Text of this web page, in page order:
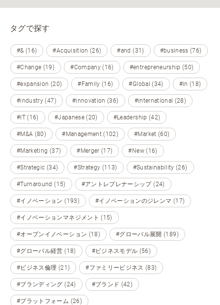
タグで探す
#& (16) #Acquisition (26) #and (31) #business (76)
#Change (19) #Company (16) #entrepreneurship (50)
#expansion (20) #Family (16) #Global (34) #in (18)
#industry (47) #innovation (36) #international (28)
#IT (16) #Japanese (20) #Leadership (42)
#M&A (80) #Management (102) #Market (60)
#Marketing (37) #Merger (17) #New (16)
#Strategic (34) #Strategy (113) #Sustainability (26)
#Turnaround (15) #アントレプレナーシップ (24)
#イノベーション (193) #イノベーションのジレンマ (17)
#イノベーションマネジメント (15)
#オープンイノベーション (18) #グローバル展開 (189)
#グローバル経営 (18) #ビジネスモデル (56)
#ビジネス倫理 (21) #ファミリービジネス (83)
#ブランディング (24) #ブランド (42)
#プラットフォーム (26)